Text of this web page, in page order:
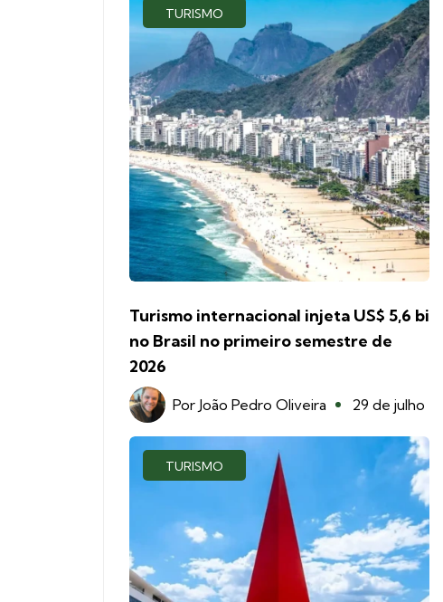
TURISMO
Turismo internacional injeta US$ 5,6 bi
no Brasil no primeiro semestre de
2026
Por João Pedro Oliveira 29 de julho
TURISMO